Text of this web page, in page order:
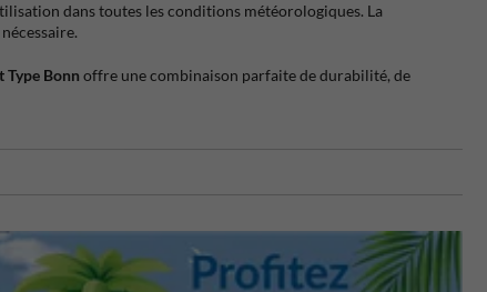
dans toutes les conditions météorologiques. La
Type Bonn offre une combinaison parfaite de durabilité, de